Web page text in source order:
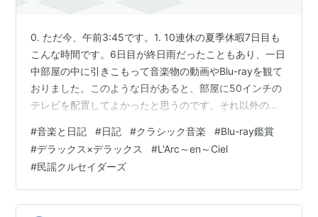
0. ただ今、午前3:45です。1. 10連休の夏季休暇7日目も
こんな時間です。6日目が終日雨だったこともあり、一日
中部屋の中に引きこもって音楽物の動画やBlu-rayを観て
おりました。このような日があると、部屋に50インチの
テレビを配置してよかったと思うのです。それ以外の日
午前中からずっと観ていましたから、何を観たっけ？状
態で。そうそう、まずはルツェルン祝祭管弦楽団のマー
ラー第7番を。アバド指揮の演奏ですね。Blu-rayで。音
源だけで聴くとやはり難解にも捉えられる作品ですが、
映像を伴うことで格段に理解が深まります。「こんな楽
#音楽と日記 #日記 #クラシック音楽 #Blu-ray鑑賞
#デラックス×デラックス #L'Arc～en～Ciel
#民謡クルセイダーズ